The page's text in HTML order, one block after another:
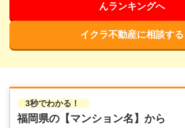
んランキングへ
イクラ不動産に相談する
3秒でわかる！
福岡県の 【マンション名】から